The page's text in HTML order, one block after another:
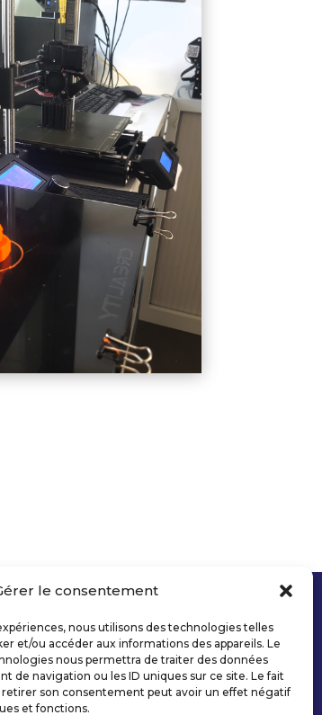
le consentement
nous utilisons des technologies telles
et/ou accéder aux informations des appareils. Le
nous permettra de traiter des données
de navigation ou les ID uniques sur ce site. Le fait
retirer son consentement peut avoir un effet négatif
et fonctions.